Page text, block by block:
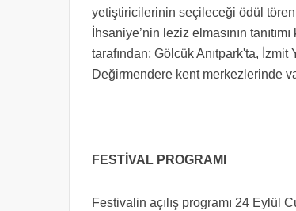
yetiştiricilerinin seçileceği ödül
İhsaniye’nin leziz elmasının
tarafından; Gölcük Anıtpark'ta, İzmit
Değirmendere kent merkezlerinde
FESTİVAL PROGRAMI
Festivalin açılış programı 24 Eylül